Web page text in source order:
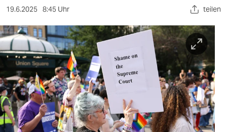
berlin
nord
wahrheit
verlag
verlag
veranstaltungen
19.6.2025 8:45 Uhr teilen